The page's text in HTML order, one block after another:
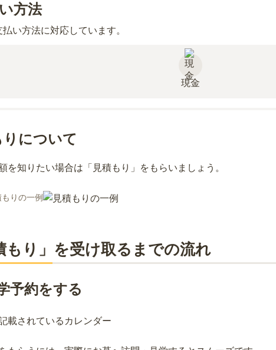
方法
払い方法に対応しています。
現金
りについて
を知りたい場合は「見積もり」をもらいましょう。
もりの一例
もり」を受け取るまでの流れ
予約をする